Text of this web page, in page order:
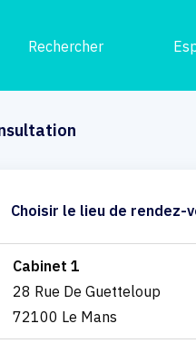
Rechercher
Choisir le lieu de rendez-
Cabinet 1
28 Rue De Guetteloup
72100 Le Mans